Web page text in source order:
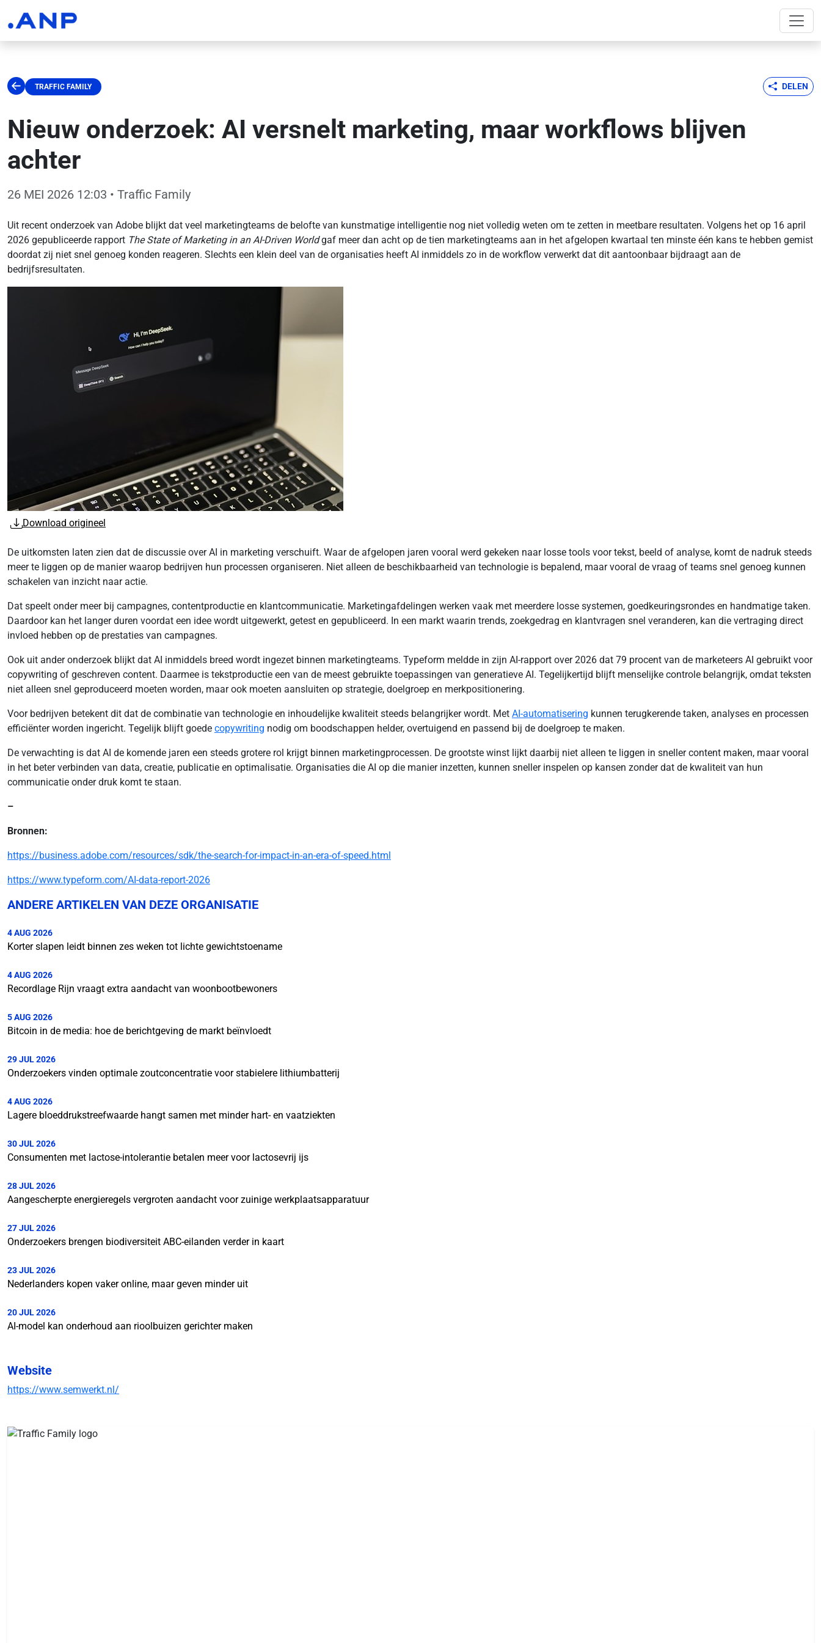
TRAFFIC FAMILY DELEN
Nieuw onderzoek: AI versnelt marketing, maar workflows blijven
achter
26 MEI 2026 12:03 • Traffic Family
Uit recent onderzoek van Adobe blijkt dat veel marketingteams de belofte van kunstmatige intelligentie nog niet volledig weten om te zetten in meetbare resultaten. Volgens het op 16 april
2026 gepubliceerde rapport The State of Marketing in an AI-Driven Worldgaf meer dan acht op de tien marketingteams aan in het afgelopen kwartaal ten minste één kans te hebben gemist
doordat zij niet snel genoeg konden reageren. Slechts een klein deel van de organisaties heeft AI inmiddels zo in de workflow verwerkt dat dit aantoonbaar bijdraagt aan de
bedrijfsresultaten.
Download origineel
De uitkomsten laten zien dat de discussie over AI in marketing verschuift. Waar de afgelopen jaren vooral werd gekeken naar losse tools voor tekst, beeld of analyse, komt de nadruk steeds
meer te liggen op de manier waarop bedrijven hun processen organiseren. Niet alleen de beschikbaarheid van technologie is bepalend, maar vooral de vraag of teams snel genoeg kunnen
schakelen van inzicht naar actie.
Dat speelt onder meer bij campagnes, contentproductie en klantcommunicatie. Marketingafdelingen werken vaak met meerdere losse systemen, goedkeuringsrondes en handmatige taken.
Daardoor kan het langer duren voordat een idee wordt uitgewerkt, getest en gepubliceerd. In een markt waarin trends, zoekgedrag en klantvragen snel veranderen, kan die vertraging direct
invloed hebben op de prestaties van campagnes.
Ook uit ander onderzoek blijkt dat AI inmiddels breed wordt ingezet binnen marketingteams. Typeform meldde in zijn AI-rapport over 2026 dat 79 procent van de marketeers AI gebruikt voor
copywriting of geschreven content. Daarmee is tekstproductie een van de meest gebruikte toepassingen van generatieve AI. Tegelijkertijd blijft menselijke controle belangrijk, omdat teksten
niet alleen snel geproduceerd moeten worden, maar ook moeten aansluiten op strategie, doelgroep en merkpositionering.
Voor bedrijven betekent dit dat de combinatie van technologie en inhoudelijke kwaliteit steeds belangrijker wordt. Met AI-automatisering kunnen terugkerende taken, analyses en processen
efficiënter worden ingericht. Tegelijk blijft goede copywriting nodig om boodschappen helder, overtuigend en passend bij de doelgroep te maken.
De verwachting is dat AI de komende jaren een steeds grotere rol krijgt binnen marketingprocessen. De grootste winst lijkt daarbij niet alleen te liggen in sneller content maken, maar vooral
in het beter verbinden van data, creatie, publicatie en optimalisatie. Organisaties die AI op die manier inzetten, kunnen sneller inspelen op kansen zonder dat de kwaliteit van hun
communicatie onder druk komt te staan.
–
Bronnen:
https://business.adobe.com/resources/sdk/the-search-for-impact-in-an-era-of-speed.html
https://www.typeform.com/AI-data-report-2026
ANDERE ARTIKELEN VAN DEZE ORGANISATIE
4 AUG 2026
Korter slapen leidt binnen zes weken tot lichte gewichtstoename
4 AUG 2026
Recordlage Rijn vraagt extra aandacht van woonbootbewoners
5 AUG 2026
Bitcoin in de media: hoe de berichtgeving de markt beïnvloedt
29 JUL 2026
Onderzoekers vinden optimale zoutconcentratie voor stabielere lithiumbatterij
4 AUG 2026
Lagere bloeddrukstreefwaarde hangt samen met minder hart- en vaatziekten
30 JUL 2026
Consumenten met lactose-intolerantie betalen meer voor lactosevrij ijs
28 JUL 2026
Aangescherpte energieregels vergroten aandacht voor zuinige werkplaatsapparatuur
27 JUL 2026
Onderzoekers brengen biodiversiteit ABC-eilanden verder in kaart
23 JUL 2026
Nederlanders kopen vaker online, maar geven minder uit
20 JUL 2026
AI-model kan onderhoud aan rioolbuizen gerichter maken
Website
https://www.semwerkt.nl/